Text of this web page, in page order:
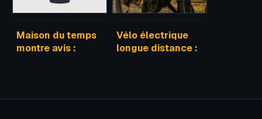
Maison du temps
montre avis :
Vélo électrique
longue distance :
km